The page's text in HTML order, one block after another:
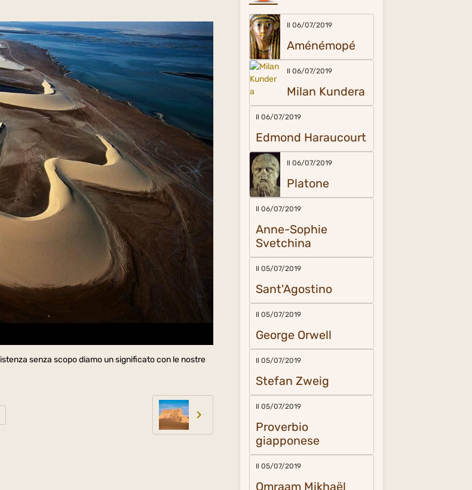
senza scopo diamo un significato con le nostre
Il 06/07/2019
Aménémopé
Il 06/07/2019
Milan Kundera
Il 06/07/2019
Edmond Haraucourt
Il 06/07/2019
Platone
Il 06/07/2019
Anne-Sophie
Svetchina
Il 05/07/2019
Sant'Agostino
Il 05/07/2019
George Orwell
Il 05/07/2019
Stefan Zweig
Il 05/07/2019
Proverbio
giapponese
Il 05/07/2019
Omraam Mikhaël